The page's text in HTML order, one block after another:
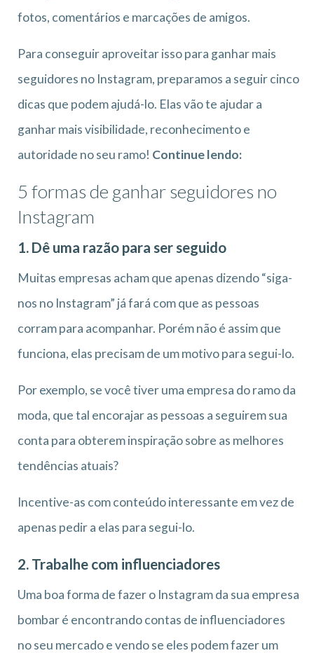
fotos, comentários e marcações de amigos.
Para conseguir aproveitar isso para ganhar mais
seguidores no Instagram, preparamos a seguir cinco
dicas que podem ajudá-lo. Elas vão te ajudar a
ganhar mais visibilidade, reconhecimento e
autoridade no seu ramo! Continue lendo:
5 formas de ganhar seguidores no
Instagram
1. Dê uma razão para ser seguido
Muitas empresas acham que apenas dizendo “siga-
nos no Instagram” já fará com que as pessoas
corram para acompanhar. Porém não é assim que
funciona, elas precisam de um motivo para segui-lo.
Por exemplo, se você tiver uma empresa do ramo da
moda, que tal encorajar as pessoas a seguirem sua
conta para obterem inspiração sobre as melhores
tendências atuais?
Incentive-as com conteúdo interessante em vez de
apenas pedir a elas para segui-lo.
2. Trabalhe com influenciadores
Uma boa forma de fazer o Instagram da sua empresa
bombar é encontrando contas de influenciadores
no seu mercado e vendo se eles podem fazer um